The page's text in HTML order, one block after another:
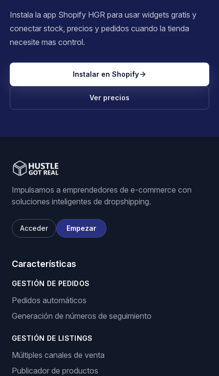
Instala la app Shopify HGR para usar widgets gratis y
conectar stock, precios y pedidos cuando la tienda
necesite mas control.
Instalar en Shopify
Ver precios
Impulsamos a emprendedores de e-commerce con
soluciones inteligentes de dropshipping.
Acceder Empezar
Características
GESTIÓN DE PEDIDOS
Pedidos automáticos
Generación de números de seguimiento
GESTIÓN DE LISTINGS
Múltiples canales de venta
Publicador de productos